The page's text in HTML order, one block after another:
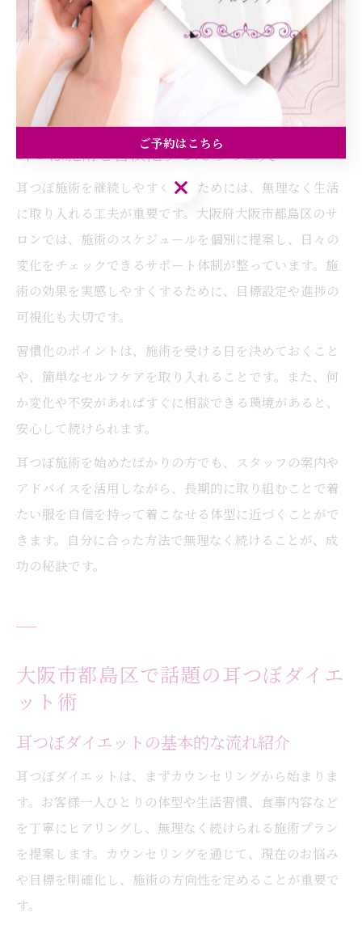
注意点として、耳つぼだけに頼りすぎず、バランスの良
い食事や適度な運動と組み合わせることで、より効果的
な結果が期待できます。自然なダイエットを継続するこ
とで、着たい服が着れる喜びを実感できるでしょう。
耳つぼ施術を習慣化するための工夫
耳つぼ施術を継続しやすくするためには、無理なく生活
に取り入れる工夫が重要です。大阪府大阪市都島区のサ
ロンでは、施術のスケジュールを個別に提案し、日々の
変化をチェックできるサポート体制が整っています。施
術の効果を実感しやすくするために、目標設定や進捗の
可視化も大切です。
習慣化のポイントは、施術を受ける日を決めておくこと
や、簡単なセルフケアを取り入れることです。また、何
か変化や不安があればすぐに相談できる環境があると、
安心して続けられます。
耳つぼ施術を始めたばかりの方でも、スタッフの案内や
アドバイスを活用しながら、長期的に取り組むことで着
たい服を自信を持って着こなせる体型に近づくことがで
きます。自分に合った方法で無理なく続けることが、成
功の秘訣です。
大阪市都島区で話題の耳つぼダイエ
ット術
耳つぼダイエットの基本的な流れ紹介
耳つぼダイエットは、まずカウンセリングから始まりま
す。お客様一人ひとりの体型や生活習慣、食事内容など
を丁寧にヒアリングし、無理なく続けられる施術プラン
を提案します。カウンセリングを通じて、現在のお悩み
や目標を明確化し、施術の方向性を定めることが重要で
す。
ご予約はこちら
ご予約はこちら